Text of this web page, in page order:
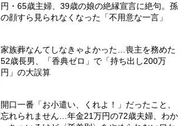
円・65歳主婦、39歳の娘の絶縁宣言に絶句。孫
の顔すら見られなくなった「不用意な一言」
家族葬なんてしなきゃよかった…喪主を務めた
52歳長男、「香典ゼロ」で「持ち出し200万
円」の大誤算
開口一番「お小遣い、くれよ！」だったこと、
忘れられません…年金21万円の72歳夫婦、わか